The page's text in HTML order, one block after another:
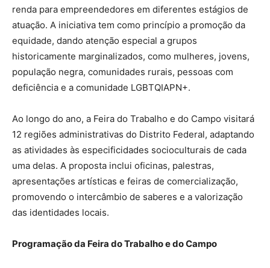
renda para empreendedores em diferentes estágios de
atuação. A iniciativa tem como princípio a promoção da
equidade, dando atenção especial a grupos
historicamente marginalizados, como mulheres, jovens,
população negra, comunidades rurais, pessoas com
deficiência e a comunidade LGBTQIAPN+.
Ao longo do ano, a Feira do Trabalho e do Campo visitará
12 regiões administrativas do Distrito Federal, adaptando
as atividades às especificidades socioculturais de cada
uma delas. A proposta inclui oficinas, palestras,
apresentações artísticas e feiras de comercialização,
promovendo o intercâmbio de saberes e a valorização
das identidades locais.
Programação da Feira do Trabalho e do Campo